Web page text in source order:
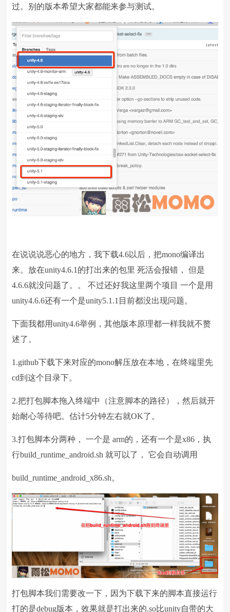
过。别的版本希望大家都能来参与测试。
在说说说恶心的地方，我下载4.6以后，把mono编译出
来。放在unity4.6.1的打出来的包里 死活会报错， 但是
4.6.6就没问题了。。 不过还好我这里两个项目 一个是用
unity4.6.6还有一个是unity5.1.1目前都没出现问题。
下面我都用unity4.6举例，其他版本原理都一样我就不赘
述了。
1.github下载下来对应的mono解压放在本地，在终端里先
cd到这个目录下。
2.把打包脚本拖入终端中（注意脚本的路径），然后就开
始耐心等待吧。估计5分钟左右就OK了。
3.打包脚本分两种， 一个是 arm的，还有一个是x86，执
行build_runtime_android.sh 就可以了， 它会自动调用
build_runtime_android_x86.sh。
打包脚本我们需要改一下，因为下载下来的脚本直接运行
打的是debug版本，效果就是打出来的.so比unity自带的大